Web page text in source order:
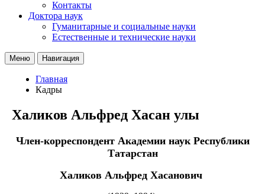
Контакты
Доктора наук
Гуманитарные и социальные науки
Естественные и технические науки
Меню Навигация
Главная
Кадры
Халиков Альфред Хасан улы
Член-корреспондент Академии наук Республики
Татарстан
Халиков Альфред Хасанович